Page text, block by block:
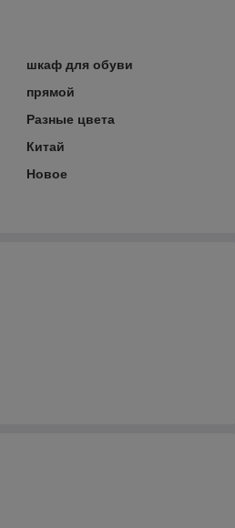
шкаф для обуви
прямой
Разные цвета
Китай
Новое